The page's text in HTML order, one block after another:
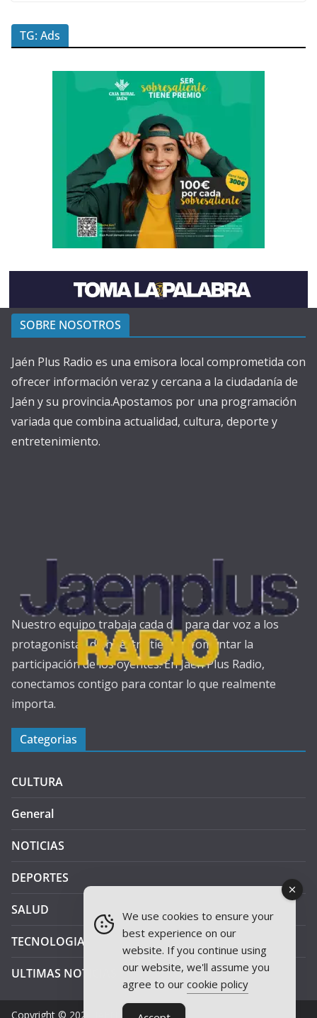
TG: Ads
SOBRE NOSOTROS
Jaén Plus Radio es una emisora local comprometida con
ofrecer información veraz y cercana a la ciudadanía de
Jaén y su provincia.Apostamos por una programación
variada que combina actualidad, cultura, deporte y
entretenimiento.
Nuestro equipo trabaja cada día para dar voz a los
protagonistas de nuestra tierra y fomentar la
participación de los oyentes. En Jaén Plus Radio,
conectamos contigo para contar lo que realmente
importa.
Categorias
CULTURA
General
NOTICIAS
DEPORTES
SALUD
TECNOLOGIA
ULTIMAS NOTICIAS
Copyright © 2026 JAEN PLUS RADIO
We use cookies to ensure your
best experience on our
website. If you continue using
our website, we'll assume you
agree to our cookie policy